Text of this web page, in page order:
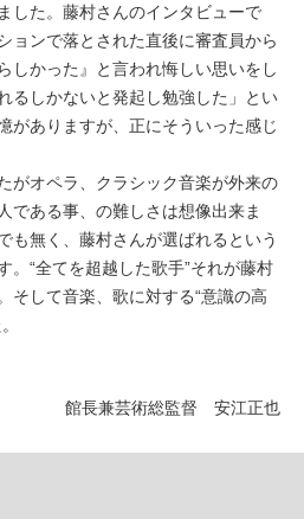
した。藤村さんのインタビューで
ョンで落とされた直後に審査員から
しかった』と言われ悔しい思いをし
るしかないと発起し勉強した」とい
がありますが、正にそういった感じ
がオペラ、クラシック音楽が外来の
である事、の難しさは想像出来ま
も無く、藤村さんが選ばれるという
。“全てを超越した歌手”それが藤村
そして音楽、歌に対する“意識の高
館長兼芸術総監督 安江正也